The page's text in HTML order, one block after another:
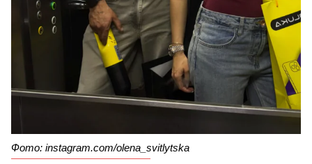
Фото: instagram.com/olena_svitlytska